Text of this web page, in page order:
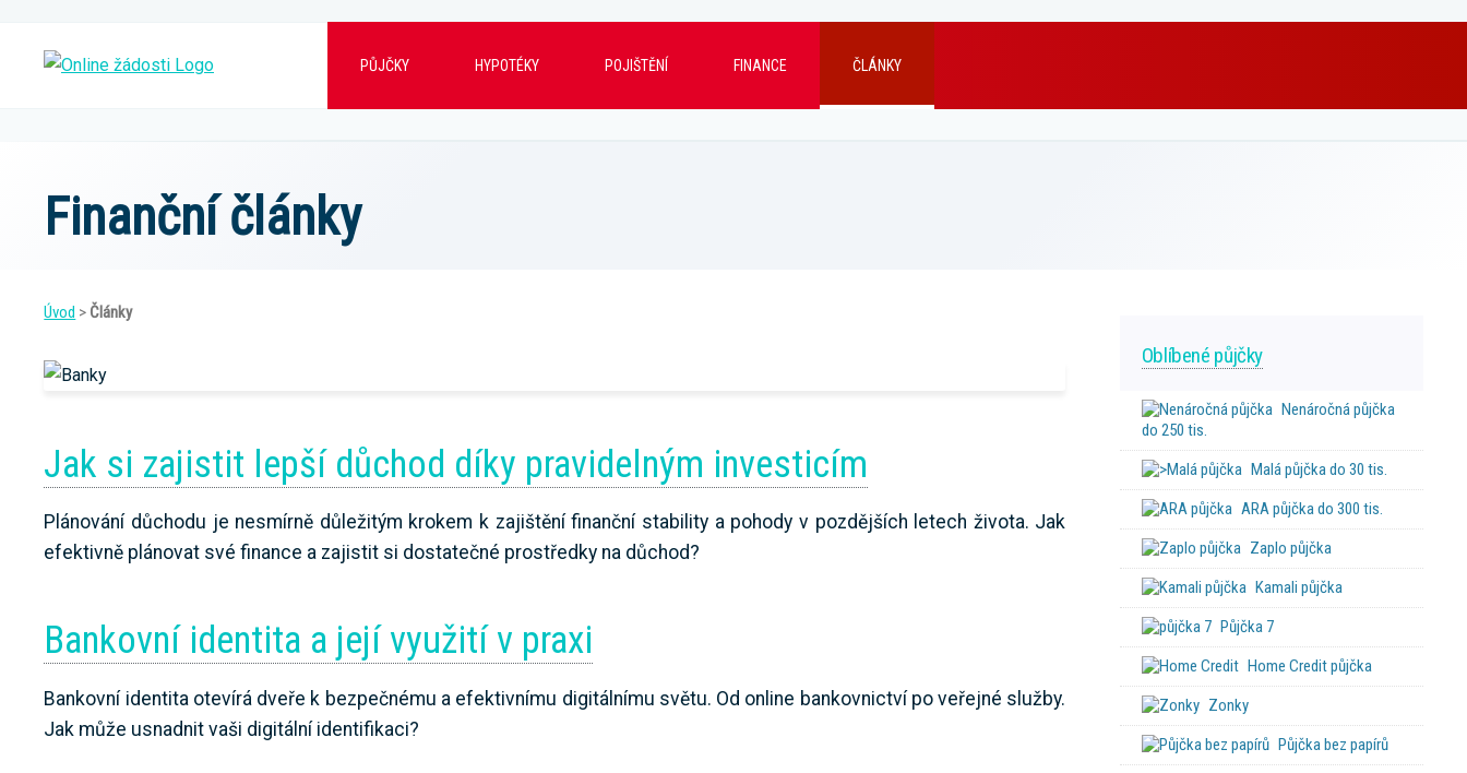
PŮJČKY HYPOTÉKY POJIŠTĚNÍ FINANCE ČLÁNKY
Finanční články
Úvod > Články
Jak si zajistit lepší důchod díky pravidelným investicím
Plánování důchodu je nesmírně důležitým krokem k zajištění finanční stability a pohody v pozdějších letech života. Jak
efektivně plánovat své finance a zajistit si dostatečné prostředky na důchod?
Bankovní identita a její využití v praxi
Bankovní identita otevírá dveře k bezpečnému a efektivnímu digitálnímu světu. Od online bankovnictví po veřejné služby.
Jak může usnadnit vaši digitální identifikaci?
Oblíbené půjčky
Nenáročná půjčka
do 250 tis.
Malá půjčka do 30 tis.
ARA půjčka do 300 tis.
Zaplo půjčka
Kamali půjčka
Půjčka 7
Home Credit půjčka
Zonky
Půjčka bez papírů